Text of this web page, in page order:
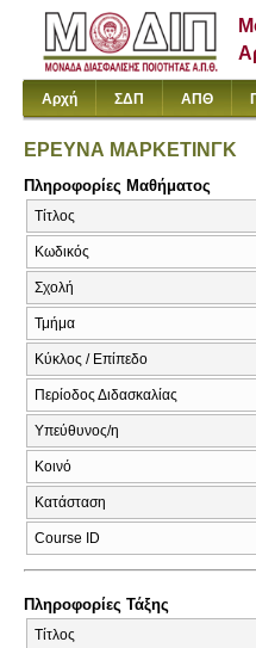
Αρχή ΣΔΠ ΑΠΘ
ΕΡΕΥΝΑ ΜΑΡΚΕΤΙΝΓΚ
Πληροφορίες Μαθήματος
Τίτλος
Κωδικός
Σχολή
Τμήμα
Κύκλος / Επίπεδο
Περίοδος Διδασκαλίας
Υπεύθυνος/η
Κοινό
Κατάσταση
Course ID
Πληροφορίες Τάξης
Τίτλος